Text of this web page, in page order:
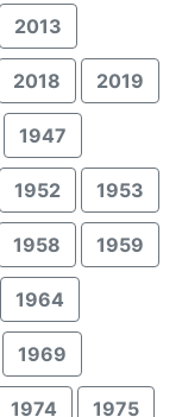
2013
2018 2019
1947
1952 1953
1958 1959
1964
1969
1974 1975